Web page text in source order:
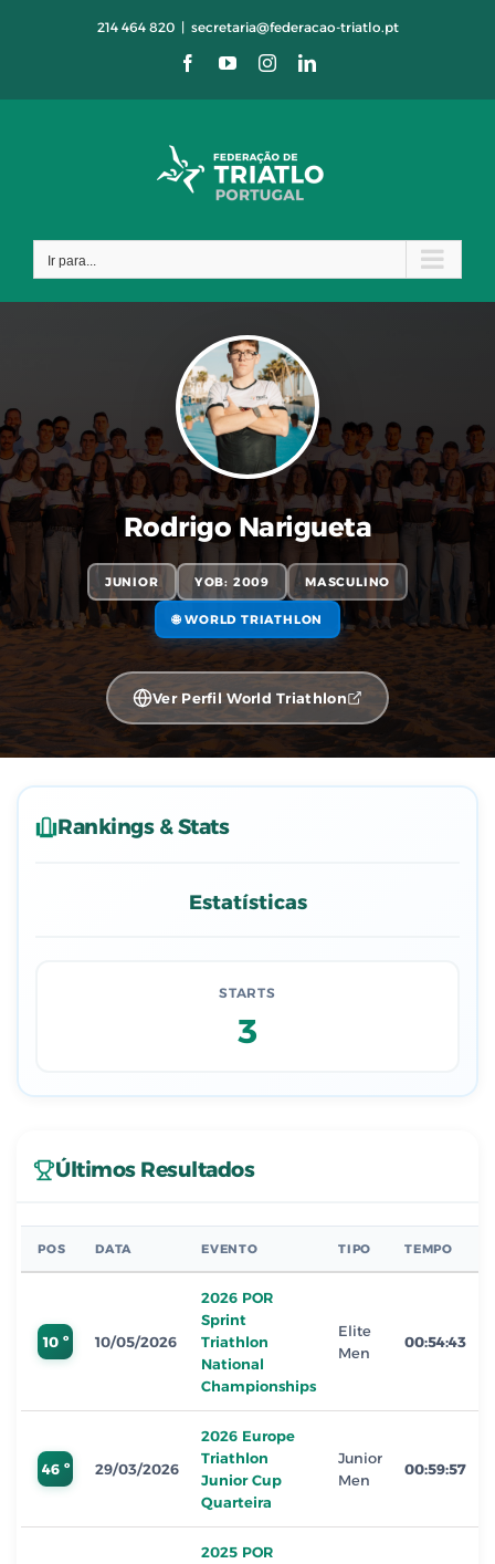
214 464 820 | secretaria@federacao-triatlo.pt
FacebookYouTubeInstagramLinkedIn
Ir para...
Rodrigo Narigueta
JUNIOR YOB: 2009 MASCULINO
🌐 WORLD TRIATHLON
Ver Perfil World Triathlon
Rankings & Stats
Estatísticas
STARTS
3
Últimos Resultados
POS DATA EVENTO TIPO TEMPO
10 º 10/05/2026
2026 POR
Sprint
Triathlon
National
Championships
Elite
Men
00:54:43
46 º 29/03/2026
2026 Europe
Triathlon
Junior Cup
Quarteira
Junior
Men
00:59:57
2025 POR